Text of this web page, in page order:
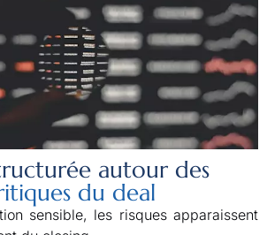
autour des
du deal
sensible, les risques apparaissent